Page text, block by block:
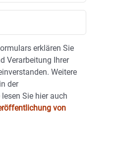
erklären Sie
Verarbeitung Ihrer
Weitere
der
lesen Sie hier auch
von